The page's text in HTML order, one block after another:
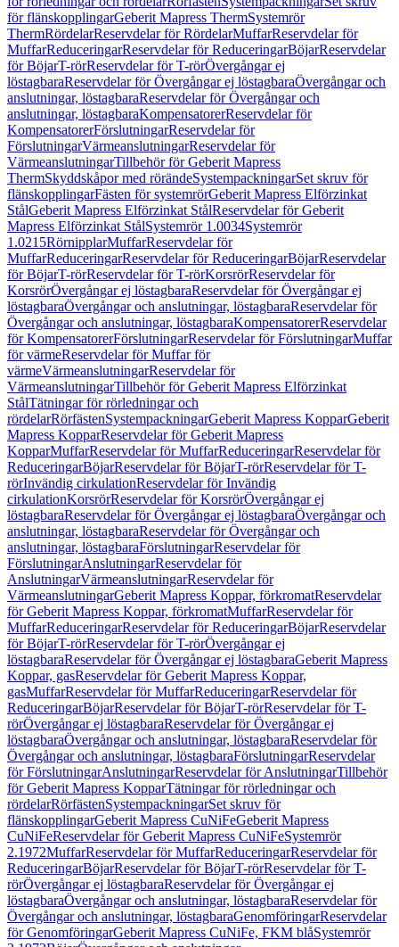
för flänskopplingarGeberit Mapress ThermSystemrör
ThermRördelarReservdelar för RördelarMuffarReservdelar för
MuffarReduceringarReservdelar för ReduceringarBöjarReservdelar
för BöjarT-rörReservdelar för T-rörÖvergångar ej
löstagbaraReservdelar för Övergångar ej löstagbaraÖvergångar och
anslutningar, löstagbaraReservdelar för Övergångar och
anslutningar, löstagbaraKompensatorerReservdelar för
KompensatorerFörslutningarReservdelar för
FörslutningarVärmeanslutningarReservdelar för
VärmeanslutningarTillbehör för Geberit Mapress
ThermSkyddskåpor med rörändeSystempackningarSet skruv för
flänskopplingarFästen för systemrörGeberit Mapress Elförzinkat
StålGeberit Mapress Elförzinkat StålReservdelar för Geberit
Mapress Elförzinkat StålSystemrör 1.0034Systemrör
1.0215RörnipplarMuffarReservdelar för
MuffarReduceringarReservdelar för ReduceringarBöjarReservdelar
för BöjarT-rörReservdelar för T-rörKorsrörReservdelar för
KorsrörÖvergångar ej löstagbaraReservdelar för Övergångar ej
löstagbaraÖvergångar och anslutningar, löstagbaraReservdelar för
Övergångar och anslutningar, löstagbaraKompensatorerReservdelar
för KompensatorerFörslutningarReservdelar för FörslutningarMuffar
för värmeReservdelar för Muffar för
värmeVärmeanslutningarReservdelar för
VärmeanslutningarTillbehör för Geberit Mapress Elförzinkat
StålTätningar för rörledningar och
rördelarRörfästenSystempackningarGeberit Mapress KopparGeberit
Mapress KopparReservdelar för Geberit Mapress
KopparMuffarReservdelar för MuffarReduceringarReservdelar för
ReduceringarBöjarReservdelar för BöjarT-rörReservdelar för T-
rörInvändig cirkulationReservdelar för Invändig
cirkulationKorsrörReservdelar för KorsrörÖvergångar ej
löstagbaraReservdelar för Övergångar ej löstagbaraÖvergångar och
anslutningar, löstagbaraReservdelar för Övergångar och
anslutningar, löstagbaraFörslutningarReservdelar för
FörslutningarAnslutningarReservdelar för
AnslutningarVärmeanslutningarReservdelar för
VärmeanslutningarGeberit Mapress Koppar, förkromatReservdelar
för Geberit Mapress Koppar, förkromatMuffarReservdelar för
MuffarReduceringarReservdelar för ReduceringarBöjarReservdelar
för BöjarT-rörReservdelar för T-rörÖvergångar ej
löstagbaraReservdelar för Övergångar ej löstagbaraGeberit Mapress
Koppar, gasReservdelar för Geberit Mapress Koppar,
gasMuffarReservdelar för MuffarReduceringarReservdelar för
ReduceringarBöjarReservdelar för BöjarT-rörReservdelar för T-
rörÖvergångar ej löstagbaraReservdelar för Övergångar ej
löstagbaraÖvergångar och anslutningar, löstagbaraReservdelar för
Övergångar och anslutningar, löstagbaraFörslutningarReservdelar
för FörslutningarAnslutningarReservdelar för AnslutningarTillbehör
för Geberit Mapress KopparTätningar för rörledningar och
rördelarRörfästenSystempackningarSet skruv för
flänskopplingarGeberit Mapress CuNiFeGeberit Mapress
CuNiFeReservdelar för Geberit Mapress CuNiFeSystemrör
2.1972MuffarReservdelar för MuffarReduceringarReservdelar för
ReduceringarBöjarReservdelar för BöjarT-rörReservdelar för T-
rörÖvergångar ej löstagbaraReservdelar för Övergångar ej
löstagbaraÖvergångar och anslutningar, löstagbaraReservdelar för
Övergångar och anslutningar, löstagbaraGenomföringarReservdelar
för GenomföringarGeberit Mapress CuNiFe, FKM blåSystemrör